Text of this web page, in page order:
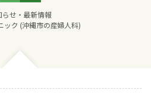
らせ・最新情報
ック (沖縄市の産婦人科)
のごあいさつ
ニックの経営理念
診療料金